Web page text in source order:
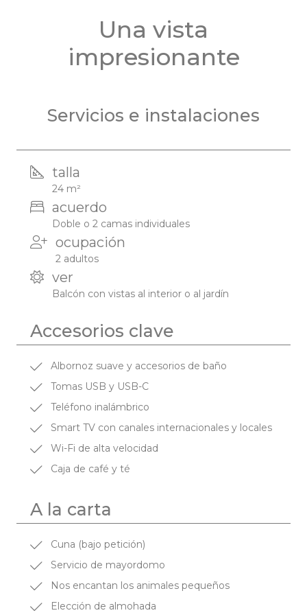
Una vista
impresionante
Servicios e instalaciones
talla
24 m²
acuerdo
Doble o 2 camas individuales
ocupación
2 adultos
ver
Balcón con vistas al interior o al jardín
Accesorios clave
Albornoz suave y accesorios de baño
Tomas USB y USB-C
Teléfono inalámbrico
Smart TV con canales internacionales y locales
Wi-Fi de alta velocidad
Caja de café y té
A la carta
Cuna (bajo petición)
Servicio de mayordomo
Nos encantan los animales pequeños
Elección de almohada